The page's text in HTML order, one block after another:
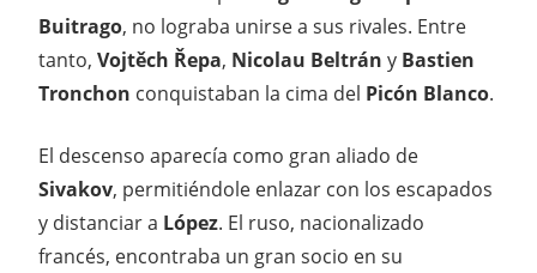
Buitrago, no lograba unirse a sus rivales. Entre
tanto, Vojtěch Řepa, Nicolau Beltrán y Bastien
Tronchon conquistaban la cima del Picón Blanco.
El descenso aparecía como gran aliado de
Sivakov, permitiéndole enlazar con los escapados
y distanciar a López. El ruso, nacionalizado
francés, encontraba un gran socio en su